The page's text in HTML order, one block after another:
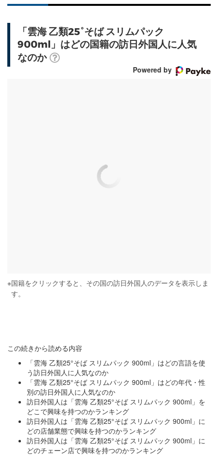
「雲海 乙類25°そば スリムパック
900ml」はどの国籍の訪日外国人に人気
なのか
Powered by
※国籍をクリックすると、その国の訪日外国人のデータを表示しま
す。
この続きから読める内容
「雲海 乙類25°そば スリムパック 900ml」はどの言語を使
う訪日外国人に人気なのか
「雲海 乙類25°そば スリムパック 900ml」はどの年代・性
別の訪日外国人に人気なのか
訪日外国人は「雲海 乙類25°そば スリムパック 900ml」を
どこで興味を持つのかランキング
訪日外国人は「雲海 乙類25°そば スリムパック 900ml」に
どの店舗業態で興味を持つのかランキング
訪日外国人は「雲海 乙類25°そば スリムパック 900ml」に
どのチェーン店で興味を持つのかランキング